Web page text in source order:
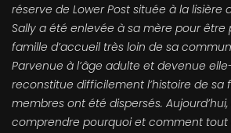
réserve de Lower Post située à la lisière
Sally a été enlevée à sa mère pour être
famille d’accueil très loin de sa
Parvenue à l’âge adulte et devenue
reconstitue difficilement l’histoire de sa
membres ont été dispersés.
comprendre pourquoi et comment tout